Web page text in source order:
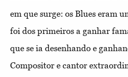
em que surge: os Blues eram
foi dos primeiros a ganhar
que se ia desenhando e
Compositor e cantor